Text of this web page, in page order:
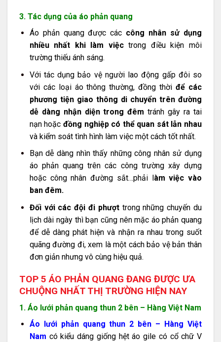
3. Tác dụng của áo phản quang
Áo phản quang được các công nhân sử dụng
nhiều nhất khi làm việctrong điều kiện môi
trường thiếu ánh sáng.
Với tác dụng bảo vệ người lao động gấp đôi so
với các loại áo thông thường, đồng thờiđể các
phương tiện giao thông di chuyển trên đường
dễ dàng nhận diện trong đêm tránh gây ra tai
nạn hoặc đồng nghiệp có thể quan sát lẫn nhau
và kiểm soát tình hình làm việc một cách tốt nhất.
Bạn dễ dàng nhìn thấy những công nhân sử dụng
áo phản quang trên các công trường xây dựng
hoặc công nhân đường sắt…phải l àm việc vào
ban đêm.
Đối với các đội đi phượttrong những chuyến du
lịch dài ngày thì bạn cũng nên mặc áo phản quang
để dễ dàng phát hiện và nhận ra nhau trong suốt
quãng đường đi, xem là một cách bảo vệ bản thân
đơn giản nhưng vô cùng hiệu quả.
TOP 5 ÁO PHẢN QUANG ĐANG ĐƯỢC ƯA
CHUỘNG NHẤT THỊ TRƯỜNG HIỆN NAY
1. Áo lưới phản quang thun 2 bên – Hàng Việt Nam
Áo lưới phản quang thun 2 bên – Hàng Việt
Nam có kiểu dáng giống hệt áo gile có cổ chữ V